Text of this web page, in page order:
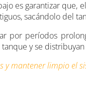
es garantizar que,
sacándolo del
por períodos
y se
y mantener limpio el